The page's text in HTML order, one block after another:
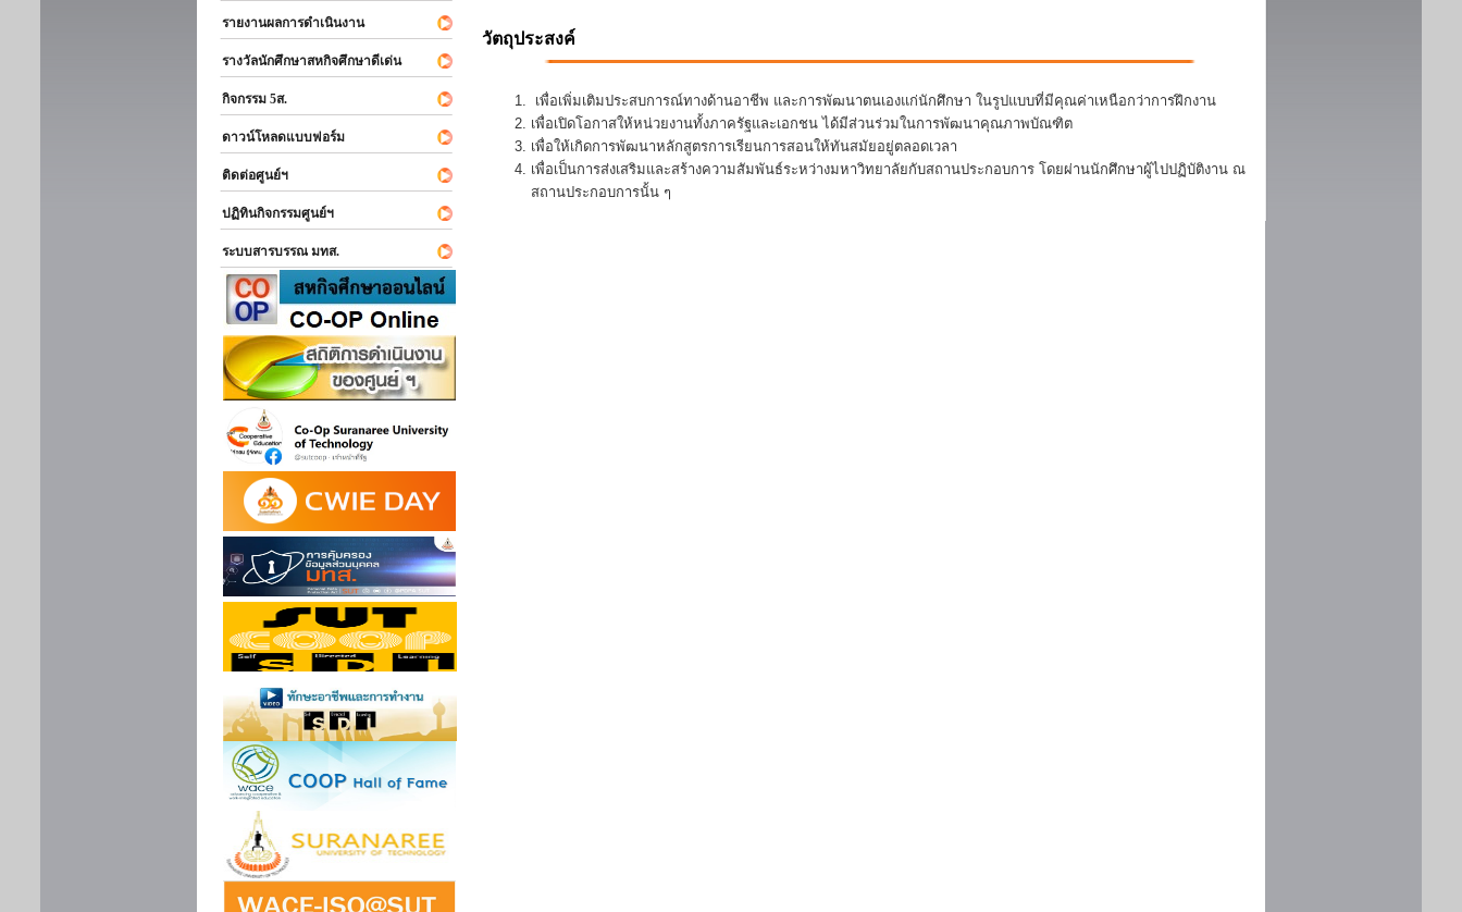
รายงานผลการดำเนินงาน
รางวัลนักศึกษาสหกิจศึกษาดีเด่น
กิจกรรม 5ส.
ดาวน์โหลดแบบฟอร์ม
ติดต่อศูนย์ฯ
ปฏิทินกิจกรรมศูนย์ฯ
ระบบสารบรรณ มทส.
วัตถุประสงค์
เพื่อเพิ่มเติมประสบการณ์ทางด้านอาชีพ และการพัฒนาตนเองแก่นักศึกษา ในรูปแบบที่มีคุณค่าเหนือกว่าการฝึกงาน
เพื่อเปิดโอกาสให้หน่วยงานทั้งภาครัฐและเอกชน ได้มีส่วนร่วมในการพัฒนาคุณภาพบัณฑิต
เพื่อให้เกิดการพัฒนาหลักสูตรการเรียนการสอนให้ทันสมัยอยู่ตลอดเวลา
เพื่อเป็นการส่งเสริมและสร้างความสัมพันธ์ระหว่างมหาวิทยาลัยกับสถานประกอบการ โดยผ่านนักศึกษาผู้ไปปฏิบัติงาน ณ
สถานประกอบการนั้น ๆ